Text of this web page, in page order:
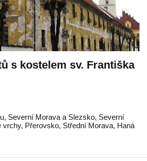
s kostelem sv. Františka
, Severní Morava a Slezsko, Severní
vrchy, Přerovsko, Střední Morava, Haná